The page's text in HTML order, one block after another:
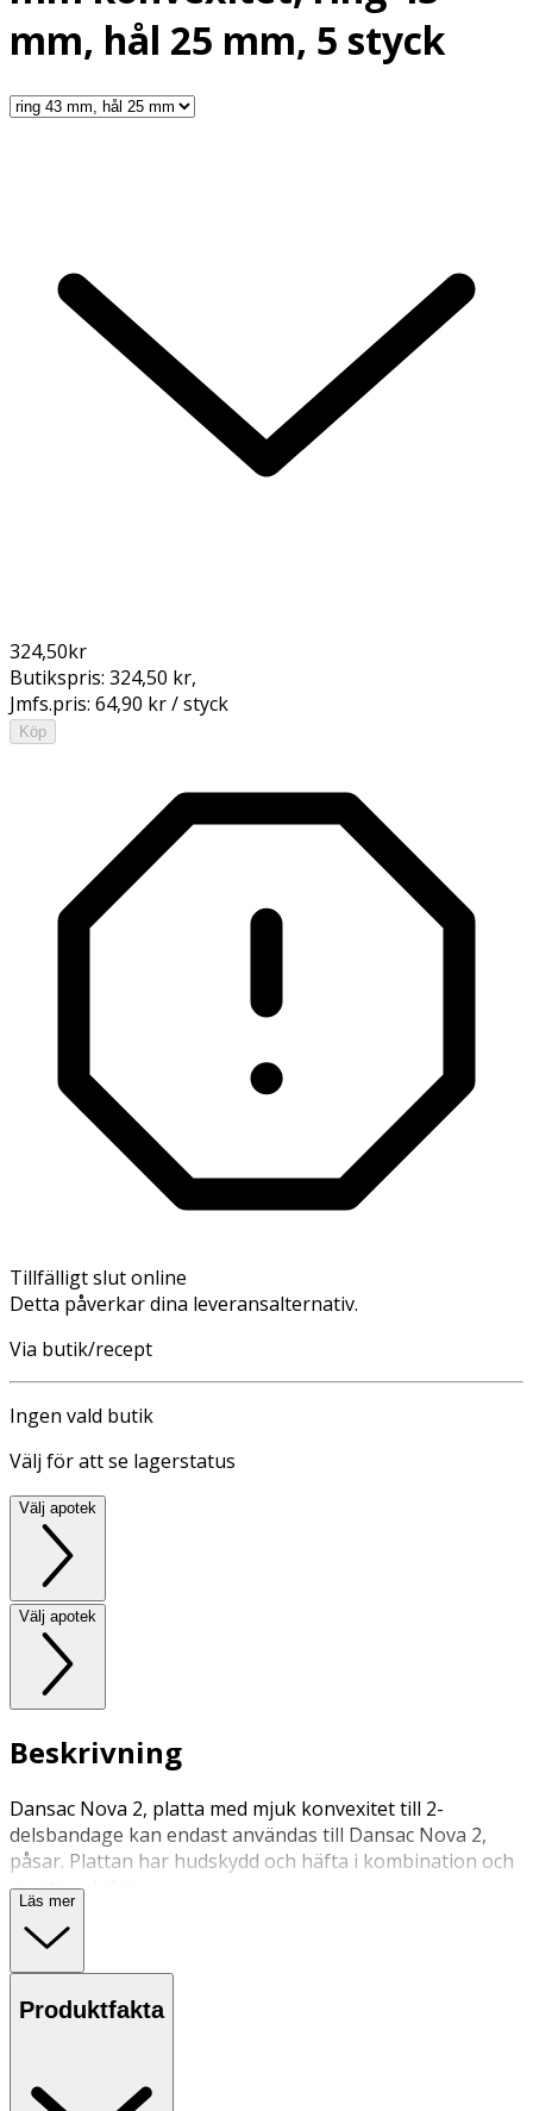
mm, hål 25 mm, 5 styck
324,50kr
Butikspris: 324,50 kr,
Jmfs.pris: 64,90 kr / styck
Köp
Tillfälligt slut online
Detta påverkar dina leveransalternativ.
Via butik/recept
Ingen vald butik
Välj för att se lagerstatus
Välj apotek
Välj apotek
Beskrivning
Dansac Nova 2, platta med mjuk konvexitet till 2-
delsbandage kan endast användas till Dansac Nova 2,
påsar. Plattan har hudskydd och häfta i kombination och
monterad ring
Konvexiteten ska minska läckagerisken vid t.ex. indragen
stomi, stomi i hudplanet eller ojämnheter i huden.
Läs mer
Produktfakta